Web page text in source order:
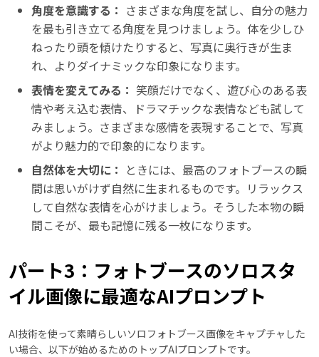
角度を意識する： さまざまな角度を試し、自分の魅力
を最も引き立てる角度を見つけましょう。体を少しひ
ねったり頭を傾けたりすると、写真に奥行きが生ま
れ、よりダイナミックな印象になります。
表情を変えてみる： 笑顔だけでなく、遊び心のある表
情や考え込む表情、ドラマチックな表情なども試して
みましょう。さまざまな感情を表現することで、写真
がより魅力的で印象的になります。
自然体を大切に： ときには、最高のフォトブースの瞬
間は思いがけず自然に生まれるものです。リラックス
して自然な表情を心がけましょう。そうした本物の瞬
間こそが、最も記憶に残る一枚になります。
パート3：フォトブースのソロスタ
イル画像に最適なAIプロンプト
AI技術を使って素晴らしいソロフォトブース画像をキャプチャした
い場合、以下が始めるためのトップAIプロンプトです。